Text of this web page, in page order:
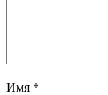
Имя *